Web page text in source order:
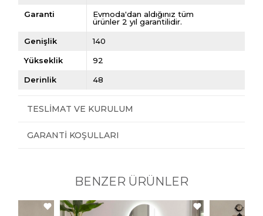
Garanti
Evmoda'dan aldığınız tüm
ürünler 2 yıl garantilidir.
Genişlik 140
Yükseklik 92
Derinlik 48
TESLIMAT VE KURULUM
GARANTI KOŞULLARI
BENZER ÜRÜNLER